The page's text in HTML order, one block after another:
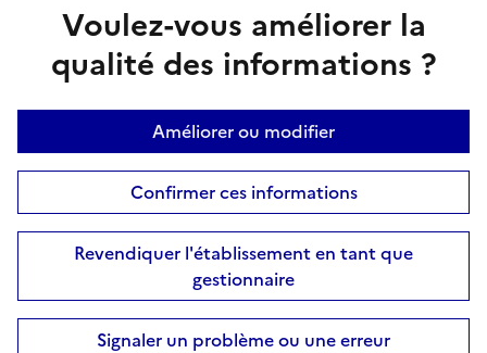
Voulez-vous améliorer la
qualité des informations ?
Améliorer ou modifier
Confirmer ces informations
Revendiquer l'établissement en tant que
gestionnaire
Signaler un problème ou une erreur